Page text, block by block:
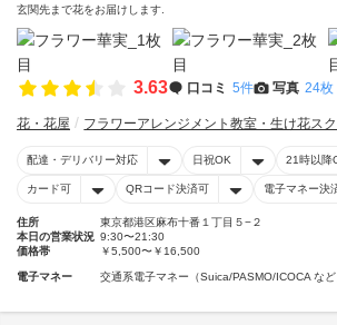
玄関先まで花をお届けします.
3.63 口コミ 5件 写真 24枚
花・花屋 フラワーアレンジメント教室・生け花ス
配達・デリバリー対応 日祝OK 21時以降
カード可 QRコード決済可 電子マネー決
住所
東京都港区麻布十番１丁目５−２
本日の営業状況 9:30〜21:30
価格帯
￥5,500〜￥16,500
電子マネー 交通系電子マネー（Suica/PASMO/ICOCA など